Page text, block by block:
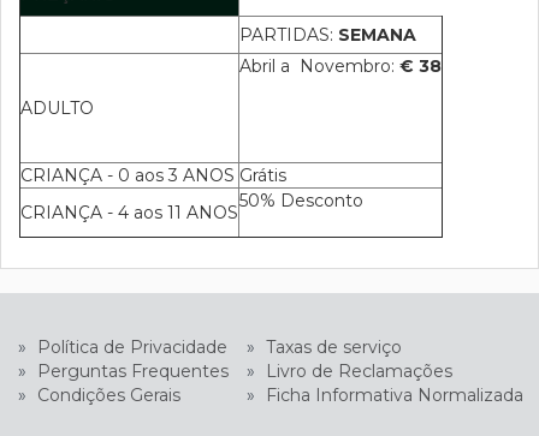
PARTIDAS: SEMANA
ADULTO
Abril a Novembro: € 38
CRIANÇA - 0 aos 3 ANOS Grátis
CRIANÇA - 4 aos 11 ANOS
50% Desconto
» Política de Privacidade » Taxas de serviço
»
Perguntas Frequentes »
Livro de Reclamações
»
Condições Gerais » Ficha Informativa Normalizada